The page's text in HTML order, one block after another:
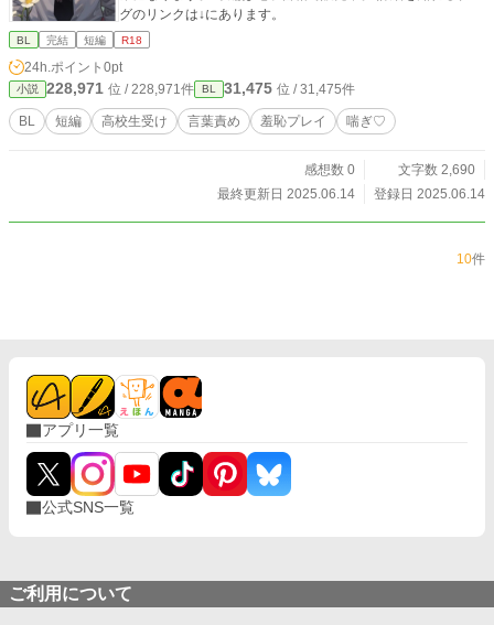
グのリンクは↓にあります。
BL 完結 短編 R18
24h.ポイント 0pt
小説 228,971 位 / 228,971件 BL 31,475 位 / 31,475件
BL 短編 高校生受け 言葉責め 羞恥プレイ 喘ぎ♡
感想数 0
文字数 2,690
最終更新日 2025.06.14
登録日 2025.06.14
10件
アプリ一覧
公式SNS一覧
ご利用について